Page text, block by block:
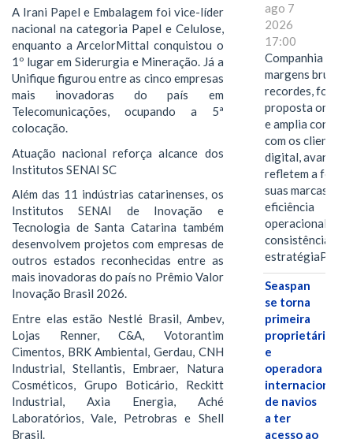
A Irani Papel e Embalagem foi vice-líder
nacional na categoria Papel e Celulose,
enquanto a ArcelorMittal conquistou o
1º lugar em Siderurgia e Mineração. Já a
Unifique figurou entre as cinco empresas
mais inovadoras do país em
Telecomunicações, ocupando a 5ª
colocação.
Atuação nacional reforça alcance dos
Institutos SENAI SC
Além das 11 indústrias catarinenses, os
Institutos SENAI de Inovação e
Tecnologia de Santa Catarina também
desenvolvem projetos com empresas de
outros estados reconhecidas entre as
mais inovadoras do país no Prêmio Valor
Inovação Brasil 2026.
Entre elas estão Nestlé Brasil, Ambev,
Lojas Renner, C&A, Votorantim
Cimentos, BRK Ambiental, Gerdau, CNH
Industrial, Stellantis, Embraer, Natura
Cosméticos, Grupo Boticário, Reckitt
Industrial, Axia Energia, Aché
Laboratórios, Vale, Petrobras e Shell
Brasil.
ago 7
2026
17:00
Companhia
margens brutas
recordes,
proposta
e amplia
com os clientes
digital, avanços
refletem a força
suas marcas, a
eficiência
operacional e a
consistência de
Seaspan
se torna
primeira
proprietária
e
operadora
internacional
de navios
a ter
acesso ao